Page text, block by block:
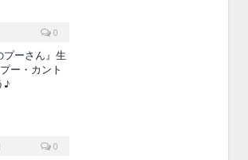
0
ーさん』生
ー・カント
♪
0